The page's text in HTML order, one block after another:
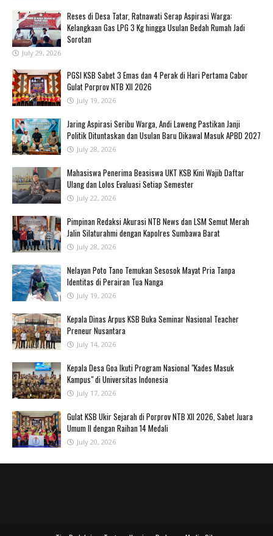
Reses di Desa Tatar, Ratnawati Serap Aspirasi Warga:
Kelangkaan Gas LPG 3 Kg hingga Usulan Bedah Rumah Jadi
Sorotan
July 29, 2026
PGSI KSB Sabet 3 Emas dan 4 Perak di Hari Pertama Cabor
Gulat Porprov NTB XII 2026 ‎
July 19, 2026
Jaring Aspirasi Seribu Warga, Andi Laweng Pastikan Janji
Politik Dituntaskan dan Usulan Baru Dikawal Masuk APBD 2027
July 28, 2026
Mahasiswa Penerima Beasiswa UKT KSB Kini Wajib Daftar
Ulang dan Lolos Evaluasi Setiap Semester
July 22, 2026
Pimpinan Redaksi Akurasi NTB News dan LSM Semut Merah
Jalin Silaturahmi dengan Kapolres Sumbawa Barat
July 28, 2026
‎Nelayan Poto Tano Temukan Sesosok Mayat Pria Tanpa
Identitas di Perairan Tua Nanga ‎
July 19, 2026
Kepala Dinas Arpus KSB Buka Seminar Nasional Teacher
Preneur Nusantara
July 14, 2026
Kepala Desa Goa Ikuti Program Nasional "Kades Masuk
Kampus" di Universitas Indonesia
July 17, 2026
‎Gulat KSB Ukir Sejarah di Porprov NTB XII 2026, Sabet Juara
Umum II dengan Raihan 14 Medali
July 20, 2026